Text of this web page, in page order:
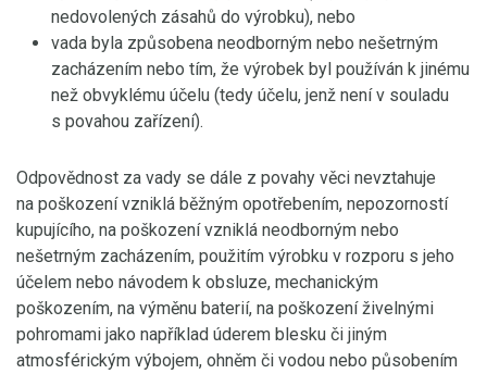
nedovolených zásahů do výrobku), nebo
vada byla způsobena neodborným nebo nešetrným
zacházením nebo tím, že výrobek byl používán k jinému
než obvyklému účelu (tedy účelu, jenž není v souladu
s povahou zařízení).
Odpovědnost za vady se dále z povahy věci nevztahuje
na poškození vzniklá běžným opotřebením, nepozorností
kupujícího, na poškození vzniklá neodborným nebo
nešetrným zacházením, použitím výrobku v rozporu s jeho
účelem nebo návodem k obsluze, mechanickým
poškozením, na výměnu baterií, na poškození živelnými
pohromami jako například úderem blesku či jiným
atmosférickým výbojem, ohněm či vodou nebo působením